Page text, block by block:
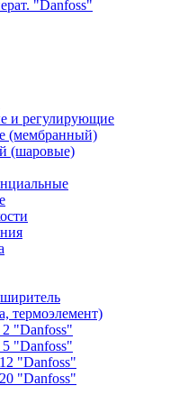
"Danfoss"
и регулирующие
(мембранный)
(шаровые)
термоэлемент)
"Danfoss"
"Danfoss"
"Danfoss"
"Danfoss"